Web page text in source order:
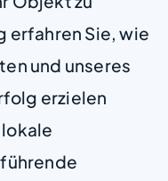
erfahren Sie, wie
und unseres
erzielen